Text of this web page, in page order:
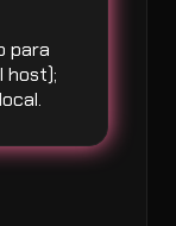
para
host);